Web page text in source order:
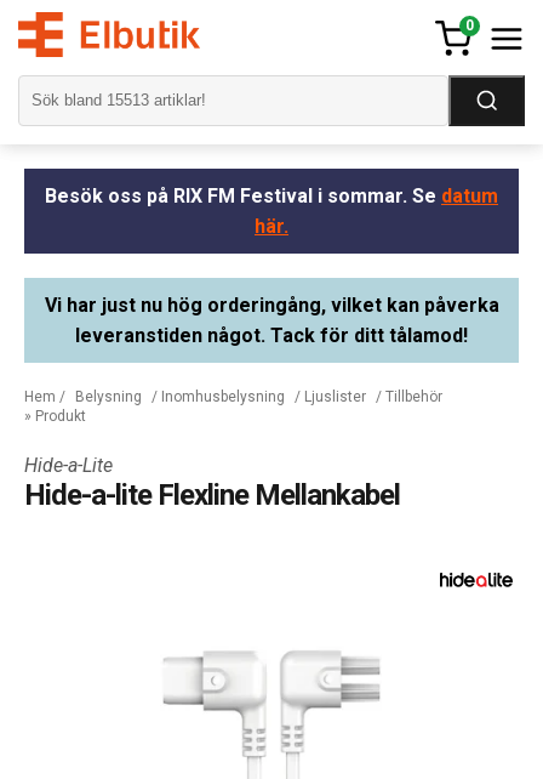
0
Besök oss på RIX FM Festival i sommar. Se datum
här.
Vi har just nu hög orderingång, vilket kan påverka
leveranstiden något. Tack för ditt tålamod!
Hem / Belysning / Inomhusbelysning / Ljuslister / Tillbehör
» Produkt
Hide-a-Lite
Hide-a-lite Flexline Mellankabel